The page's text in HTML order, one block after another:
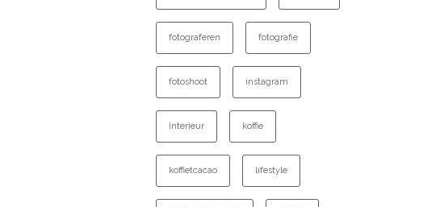
fotograferen fotografie
fotoshoot instagram
interieur koffie
koffietcacao lifestyle